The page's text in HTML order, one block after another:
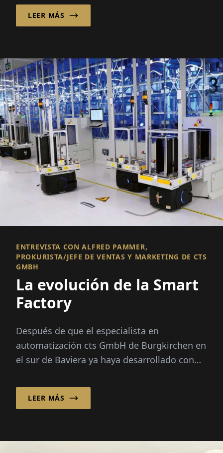
LEER MÁS
ENTREVISTA CON ALFRED PAMMER,
PROKURISTA/JEFE DE VENTAS Y MARKETING DE CTS
GMBH
La evolución de la Smart
Factory
Después de que el especialista en
automatización cts GmbH de Burgkirchen en
el sur de Baviera ya haya desarrollado con
inteligente para aplicaciones de almacén...
LEER MÁS